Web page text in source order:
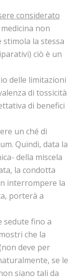
considerato
non
stimola la stessa
ciò è un
delle limitazioni
di tossicità
di benefici
un ché di
Quindi, data la
della miscela
la condotta
interrompere la
porterà a
sedute fino a
che la
deve per
se le
siano tali da